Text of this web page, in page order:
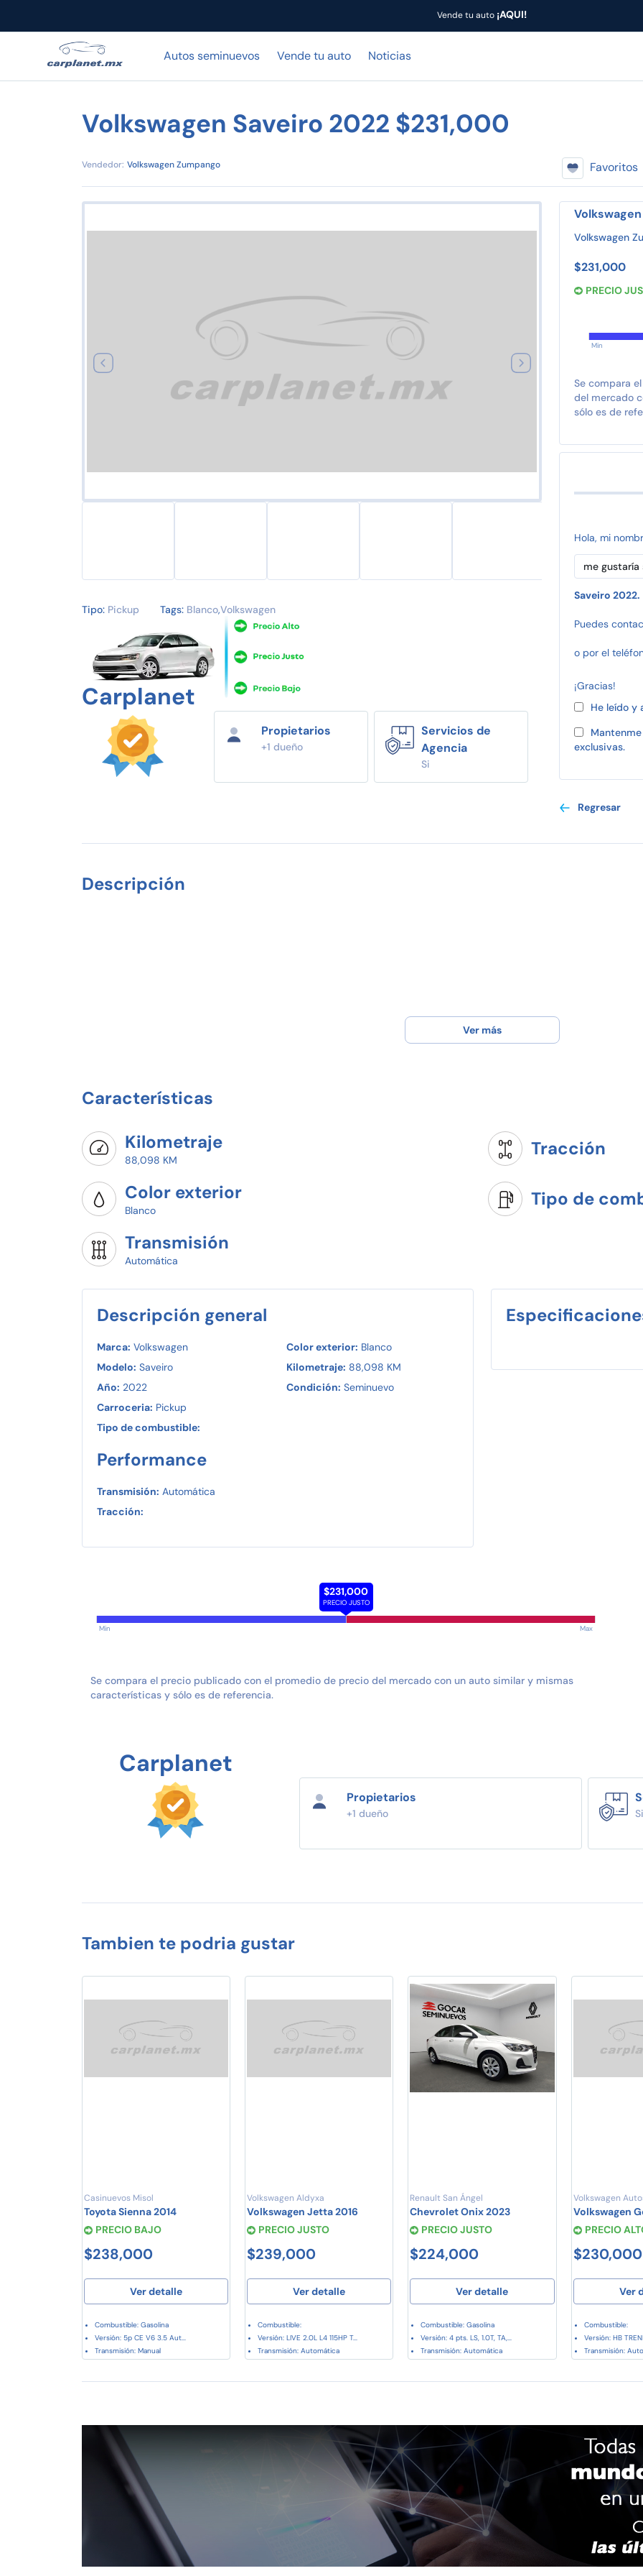
Vende tu auto¡AQUI!
Autos seminuevos Vende tu auto Noticias
Volkswagen Saveiro 2022 $231,000
Vendedor: Volkswagen Zumpango Favoritos
Tipo: Pickup Tags: Blanco,Volkswagen
Carplanet
Propietarios
+1 dueño
Servicios de
Agencia
Si
Volkswagen
Volkswagen
$231,000
PRECIO
Min
Se compara
del mercado
sólo es de
Hola, mi
Saveiro 2022.
Puedes
o por el
¡Gracias!
He leído
exclusivas.
Regresar
Descripción
Ver más
Características
Kilometraje
88,098 KM
Tracción
Color exterior
Blanco
Tipo de
Transmisión
Automática
Descripción general
Marca: Volkswagen
Modelo: Saveiro
Año: 2022
Carroceria: Pickup
Tipo de combustible:
Color exterior: Blanco
Kilometraje: 88,098 KM
Condición: Seminuevo
Performance
Transmisión: Automática
Tracción:
$231,000
PRECIO JUSTO
Min Max
Se compara el precio publicado con el promedio de precio del mercado con un auto similar y mismas
características y sólo es de referencia.
Carplanet
Propietarios
+1 dueño Si
Tambien te podria gustar
Casinuevos Misol
Toyota Sienna 2014
PRECIO BAJO
$238,000
Ver detalle
Combustible: Gasolina
Versión: 5p CE V6 3.5 Aut...
Transmisión: Manual
Volkswagen Aldyxa
Volkswagen Jetta 2016
PRECIO JUSTO
$239,000
Ver detalle
Combustible:
Versión: LIVE 2.0L L4 115HP T...
Transmisión: Automática
Renault San Ángel
Chevrolet Onix 2023
PRECIO JUSTO
$224,000
Ver detalle
Combustible: Gasolina
Versión: 4 pts. LS, 1.0T, TA,...
Transmisión: Automática
Volkswagen
Volkswagen
PRECIO
$230,000
Ver
Combustible:
Versión: HB
Transmisión: